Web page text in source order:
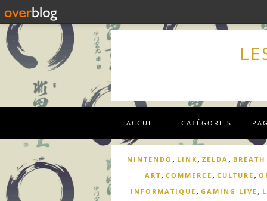
ACCUEIL CATÉGORIES
NINTENDO , LINK , ZELDA ,
ART, COMMERCE , CULTURE ,
INFORMATIQUE , GAMING LIVE ,